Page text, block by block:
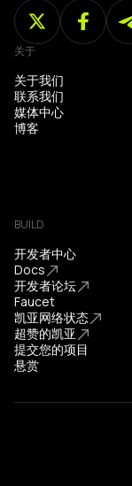
关于
关于我们
联系我们
媒体中心
博客
BUILD
开发者中心
Docs
开发者论坛
Faucet
凯亚网络状态
超赞的凯亚
提交您的项目
悬赏